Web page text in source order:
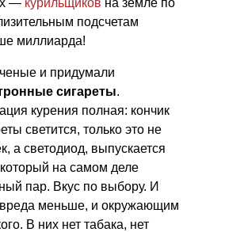
подсчетам
миллиарда!
и придумали
сигареты.
курения полная: кончик
светится, только это не
а светодиод, выпускается
на самом деле
пар. Вкус по выбору. И
меньше, и окружающим
В них нет табака, нет